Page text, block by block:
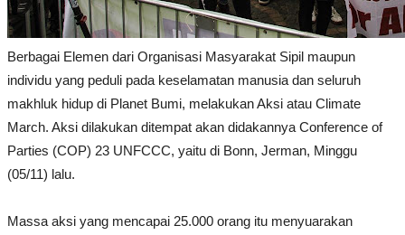
Berbagai Elemen dari Organisasi Masyarakat Sipil maupun
individu yang peduli pada keselamatan manusia dan seluruh
makhluk hidup di Planet Bumi, melakukan Aksi atau Climate
March. Aksi dilakukan ditempat akan didakannya Conference of
Parties (COP) 23 UNFCCC, yaitu di Bonn, Jerman, Minggu
(05/11) lalu.
Massa aksi yang mencapai 25.000 orang itu menyuarakan